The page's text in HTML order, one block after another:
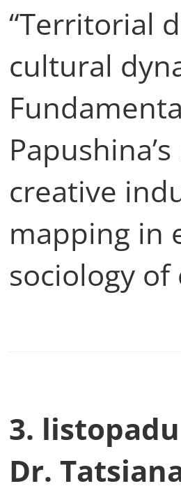
“Territorial
cultural
creative
mapping in
sociology
3. listopadu
Dr.